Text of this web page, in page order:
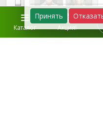
Каталог Акция!
Принять